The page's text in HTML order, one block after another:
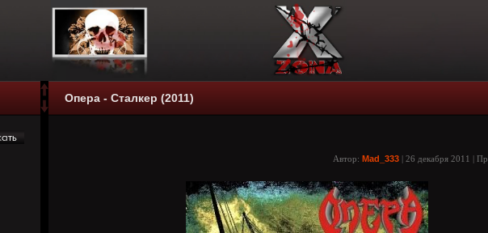
Опера - Сталкер (2011)
Автор: Mad_333 | 26 декабря 2011 |